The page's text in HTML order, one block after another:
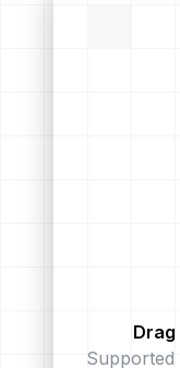
Supported